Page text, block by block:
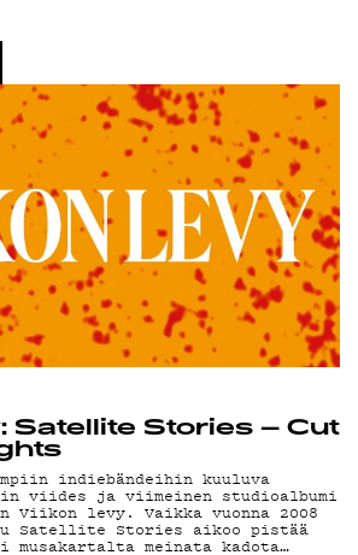
Satellite Stories – Cut
indiebändeihin kuuluva
viides ja viimeinen studioalbumi
Viikon levy. Vaikka vuonna 2008
Satellite Stories aikoo pistää
meinata kadota…